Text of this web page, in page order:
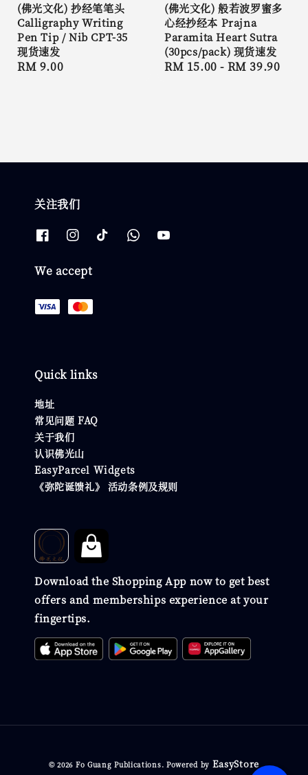
(佛光文化) 抄经笔笔头
Calligraphy Writing
Pen Tip / Nib CPT-35
现货速发
Regular
RM 9.00
(佛光文化) 般若波罗蜜多
心经抄经本 Prajna
Paramita Heart Sutra
(30pcs/pack) 现货速发
Regular
RM 15.00 - RM 39.90
关注我们
We accept
Quick links
地址
常见问题 FAQ
关于我们
认识佛光山
EasyParcel Widgets
《弥陀诞馈礼》 活动条例及规则
Download the Shopping App now to get best
offers and memberships experience at your
fingertips.
© 2026 Fo Guang Publications. Powered by EasyStore